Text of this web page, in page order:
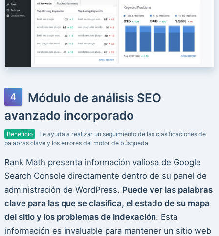
Módulo de análisis SEO
avanzado incorporado
Beneficio
Le ayuda a realizar un seguimiento de las clasificaciones de
palabras clave y los errores del motor de búsqueda
Rank Math presenta información valiosa de Google
Search Console directamente dentro de su panel de
administración de WordPress. Puede ver las palabras
clave para las que se clasifica, el estado de su mapa
del sitio y los problemas de indexación. Esta
información es invaluable para mantener un sitio web